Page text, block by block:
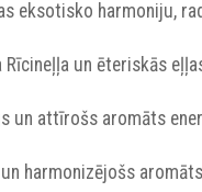
eksotisko harmoniju,
un ēteriskās
un attīrošs aromāts
harmonizējošs